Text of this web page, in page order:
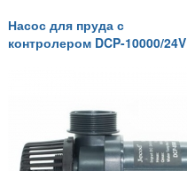
Насос для пруда с
контролером DCP-10000/24V